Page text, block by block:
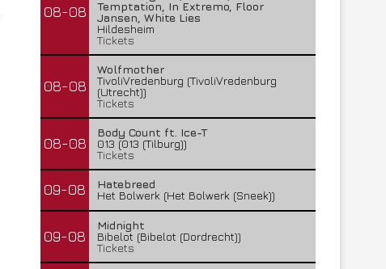
08-08
Temptation, In Extremo, Floor
Jansen, White Lies
Hildesheim
Tickets
08-08
Wolfmother
TivoliVredenburg (TivoliVredenburg
(Utrecht))
Tickets
08-08
Body Count ft. Ice-T
013 (013 (Tilburg))
Tickets
09-08
Hatebreed
Het Bolwerk (Het Bolwerk (Sneek))
09-08
Midnight
Bibelot (Bibelot (Dordrecht))
Tickets